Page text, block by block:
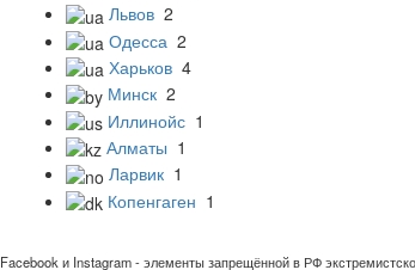
Львов 2
Одесса 2
Харьков 4
Минск 2
Иллинойс 1
Алматы 1
Ларвик 1
Копенгаген 1
Facebook и Instagram - элементы запрещённой в РФ